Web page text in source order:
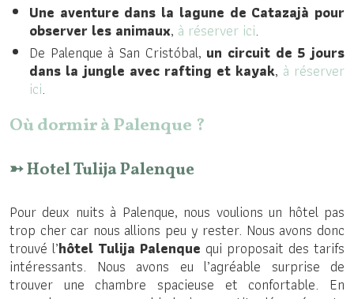
Une aventure dans la lagune de Catazajà pour
observer les animaux, à réserver ici.
De Palenque à San Cristóbal, un circuit de 5 jours
dans la jungle avec rafting et kayak, à réserver
ici.
Où dormir à Palenque ?
➳ Hotel Tulija Palenque
Pour deux nuits à Palenque, nous voulions un hôtel pas
trop cher car nous allions peu y rester. Nous avons donc
trouvé l’hôtel Tulija Palenque qui proposait des tarifs
intéressants. Nous avons eu l’agréable surprise de
trouver une chambre spacieuse et confortable. En